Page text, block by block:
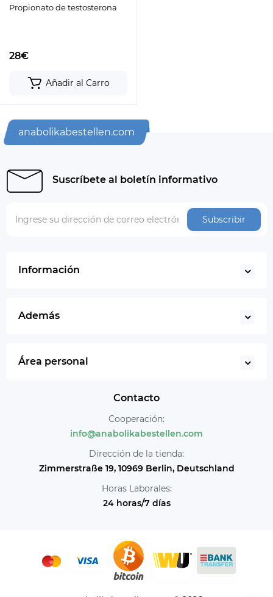
Propionato de testosterona
28€
Añadir al Carro
anabolikabestellen.com
Suscríbete al boletín informativo
Subscribir
Información
Además
Área personal
Contacto
Cooperación:
info@anabolikabestellen.com
Dirección de la tienda:
Zimmerstraße 19, 10969 Berlin, Deutschland
Horas Laborales:
24 horas/7 días